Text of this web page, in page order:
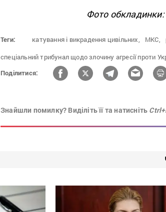
Фото обкладинки:
Теги: катування і викрадення цивільних, МКС,
спеціальний трибунал щодо злочину агресії проти
Поділитися:
Знайшли помилку? Виділіть її та натисніть